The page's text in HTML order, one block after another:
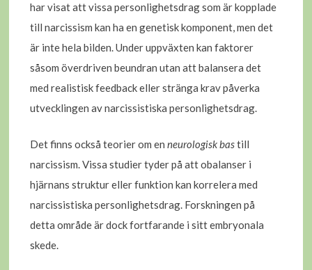
har visat att vissa personlighetsdrag som är kopplade
till narcissism kan ha en genetisk komponent, men det
är inte hela bilden. Under uppväxten kan faktorer
såsom överdriven beundran utan att balansera det
med realistisk feedback eller stränga krav påverka
utvecklingen av narcissistiska personlighetsdrag.
Det finns också teorier om enneurologisk bastill
narcissism. Vissa studier tyder på att obalanser i
hjärnans struktur eller funktion kan korrelera med
narcissistiska personlighetsdrag. Forskningen på
detta område är dock fortfarande i sitt embryonala
skede.